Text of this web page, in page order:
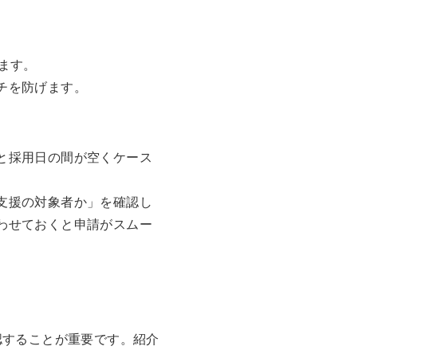
。
防げます。
採用日の間が空くケース
援の対象者か」を確認し
せておくと申請がスムー
ることが重要です。紹介